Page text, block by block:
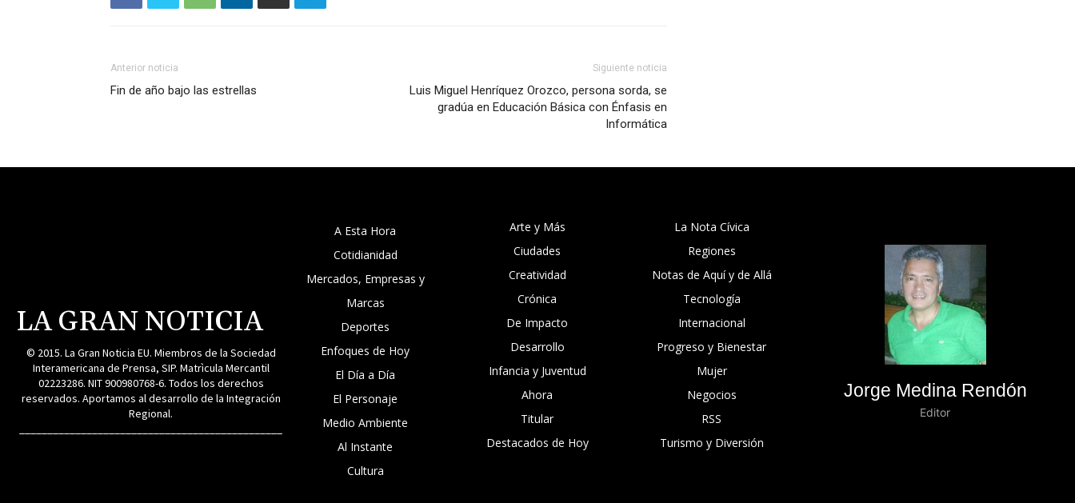
Anterior noticia
Fin de año bajo las estrellas
Siguiente noticia
Luis Miguel Henríquez Orozco, persona sorda, se
gradúa en Educación Básica con Énfasis en
Informática
LA GRAN NOTICIA
© 2015. La Gran Noticia EU. Miembros de la Sociedad
Interamericana de Prensa, SIP. Matrìcula Mercantil
02223286. NIT 900980768-6. Todos los derechos
reservados. Aportamos al desarrollo de la Integración
Regional.
A Esta Hora
Cotidianidad
Mercados, Empresas y
Marcas
Deportes
Enfoques de Hoy
El Día a Día
El Personaje
Medio Ambiente
Al Instante
Cultura
Arte y Más
Ciudades
Creatividad
Crónica
De Impacto
Desarrollo
Infancia y Juventud
Ahora
Titular
Destacados de Hoy
La Nota Cívica
Regiones
Notas de Aquí y de Allá
Tecnología
Internacional
Progreso y Bienestar
Mujer
Negocios
RSS
Turismo y Diversión
Jorge Medina Rendón
Editor